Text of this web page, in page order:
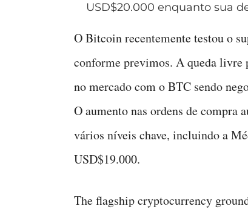
USD$20.000 enquanto sua
O Bitcoin recentemente testou o
conforme previmos. A queda livre
no mercado com o BTC sendo
O aumento nas ordens de compra
vários níveis chave, incluindo a
USD$19.000.
The flagship cryptocurrency